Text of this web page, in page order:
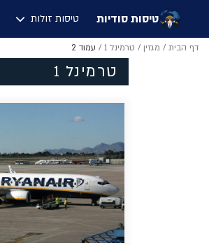
טיסות סודיות טיסות זולות
דף הבית / מגזין / טרמינל 1 / עמוד 2
טרמינל 1